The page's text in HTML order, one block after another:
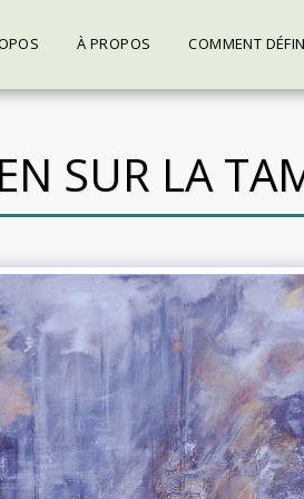
À PROPOS COMMENT
SUR LA